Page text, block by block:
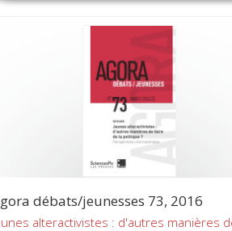
débats/jeunesses 73, 2016
alteractivistes : d'autres manières